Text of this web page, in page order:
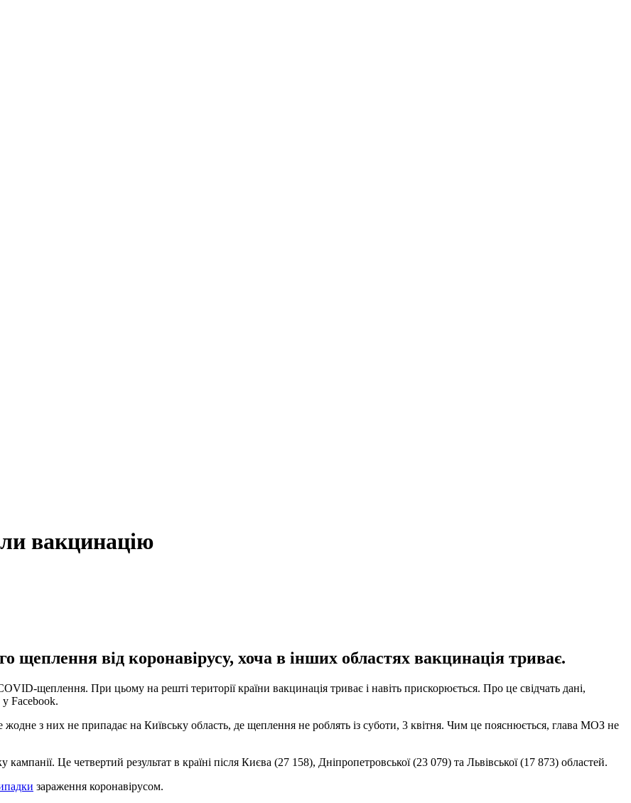
вакцинацію
щеплення від коронавірусу, хоча в інших областях вакцинація триває.
щеплення. При цьому на решті території країни вакцинація триває і навіть прискорюється. Про це свідчать дані,
Facebook.
з них не припадає на Київську область, де щеплення не роблять із суботи, 3 квітня. Чим це пояснюється, глава МОЗ не
Це четвертий результат в країні після Києва (27 158), Дніпропетровської (23 079) та Львівської (17 873) областей.
зараження коронавірусом.